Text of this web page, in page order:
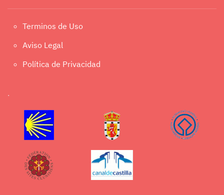
Terminos de Uso
Aviso Legal
Política de Privacidad
.